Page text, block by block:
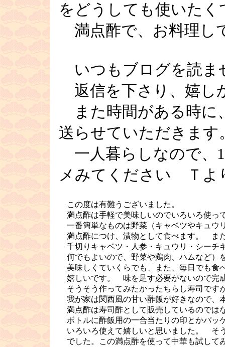
をどうしても使いたく
満点酢で、お料理し
いつもブログを読ま
返信を下さり、嬉し
また時間がある時に
送らせていただきます
一人暮らしなので、
メみてください Ｔよ
この度は有難うございました。
満点酢は手軽で美味しいのでいろいろ使っ
一番簡単なものは野菜（キャベツやキュウ
満点酢につけ、漬物として食べます。 ま
千切りキャベツ・人参・キュウリ・シーチ
何でもよいので、野菜や鶏肉、ハムなど）
美味しくていくらでも、また、毎日でも食
嬉しいです。 味を足す必要がないので完
そうそう作ってみたかったちらし寿司です
我が家は関西風の甘い酢飯が好きなので、
満点酢は寿司酢として販売しているのでは
ボトルに酢飯用の一合当たりの印とかパッ
いろいろ使えて嬉しいと思いました。 そ
でした。この満点酢を使って中華も試して